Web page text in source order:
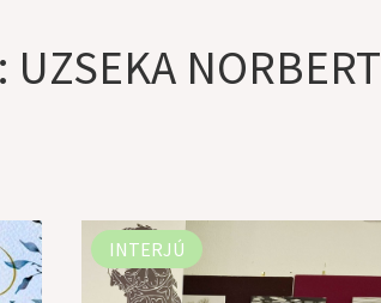
UZSEKA NORBERT
INTERJÚ